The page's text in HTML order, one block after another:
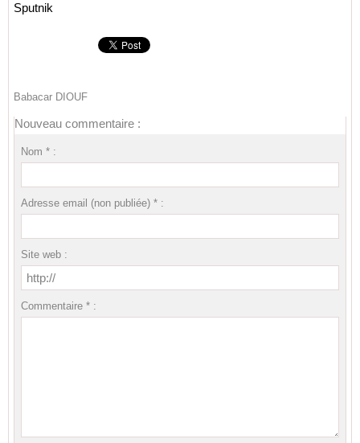
Sputnik
Babacar DIOUF
Nouveau commentaire :
Nom * :
Adresse email (non publiée) * :
Site web :
Commentaire * :